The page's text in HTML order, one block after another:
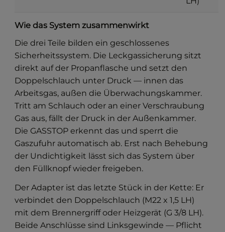
Wie das System zusammenwirkt
Die drei Teile bilden ein geschlossenes
Sicherheitssystem. Die Leckgassicherung sitzt
direkt auf der Propanflasche und setzt den
Doppelschlauch unter Druck — innen das
Arbeitsgas, außen die Überwachungskammer.
Tritt am Schlauch oder an einer Verschraubung
Gas aus, fällt der Druck in der Außenkammer.
Die GASSTOP erkennt das und sperrt die
Gaszufuhr automatisch ab. Erst nach Behebung
der Undichtigkeit lässt sich das System über
den Füllknopf wieder freigeben.
Der Adapter ist das letzte Stück in der Kette: Er
verbindet den Doppelschlauch (M22 x 1,5 LH)
mit dem Brennergriff oder Heizgerät (G 3/8 LH).
Beide Anschlüsse sind Linksgewinde — Pflicht